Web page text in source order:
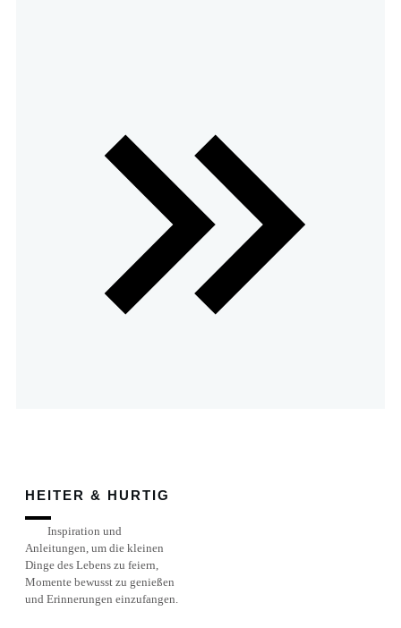
HEITER & HURTIG
Inspiration und
Anleitungen, um die kleinen
Dinge des Lebens zu feiern,
Momente bewusst zu genießen
und Erinnerungen einzufangen.